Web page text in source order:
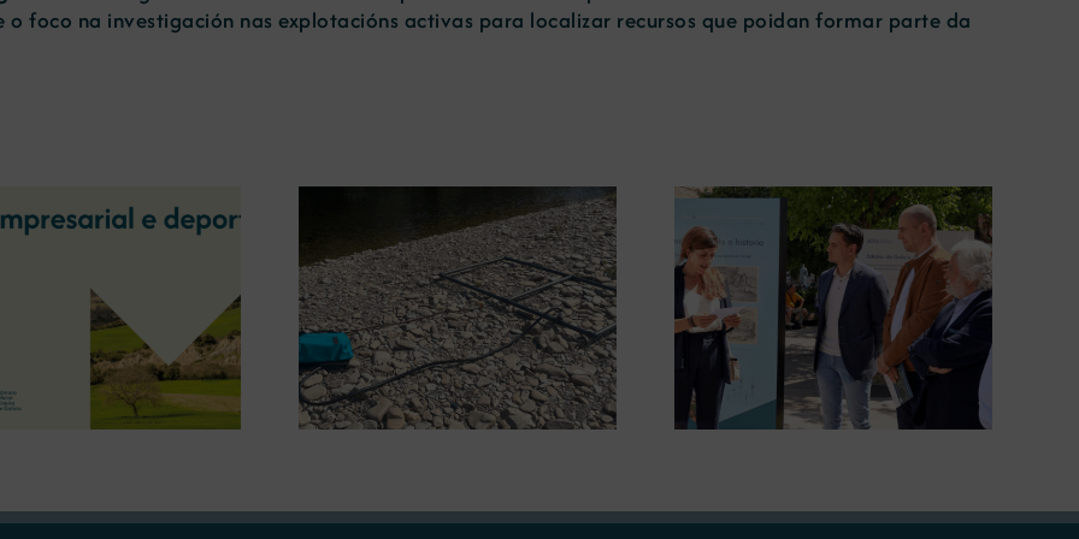
foco na investigación nas explotacións activas para localizar recursos que poidan formar parte da
presentan as últimas
innovacións en restauración
ambiental para a minaría
galega
A COMG inaugura en
Ourense a exposición
‘Tesouros da terra’
A COMG leva a Vigo a
exposición ‘Tesouros da terra’